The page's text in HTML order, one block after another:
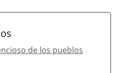
de los pueblos